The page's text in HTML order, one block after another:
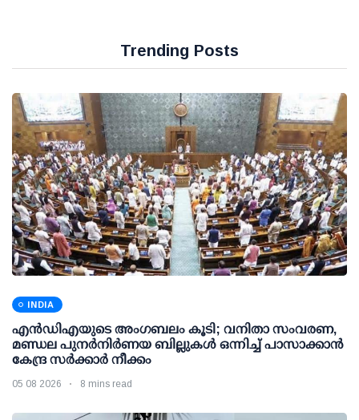
Trending Posts
INDIA
എന്‍ഡിഎയുടെ അംഗബലം കൂടി; വനിതാ സംവരണ,
മണ്ഡല പുനര്‍നിര്‍ണയ ബില്ലുകള്‍ ഒന്നിച്ച് പാസാക്കാന്‍
കേന്ദ്ര സര്‍ക്കാര്‍ നീക്കം
05 08 2026 8 mins read